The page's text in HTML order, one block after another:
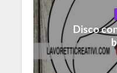
Disco